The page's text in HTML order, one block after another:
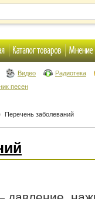
Видео
Радиотека
песен
Перечень заболеваний